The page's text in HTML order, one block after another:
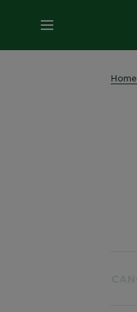
MENU
Home